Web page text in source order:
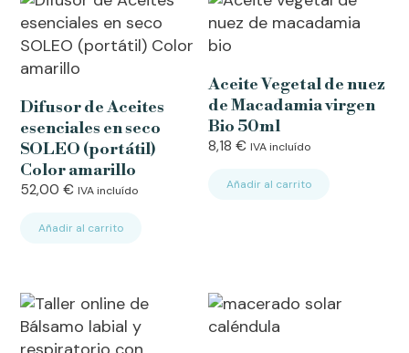
Difusor de Aceites
esenciales en seco
SOLEO (portátil)
Color amarillo
52,00 € IVA incluído
Añadir al carrito
Aceite Vegetal de nuez
de Macadamia virgen
Bio 50ml
8,18€ IVA incluído
Añadir al carrito